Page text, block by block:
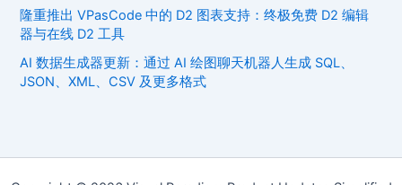
隆重推出 VPasCode 中的 D2 图表支持：终极免费 D2 编辑
器与在线 D2 工具
AI 数据生成器更新：通过 AI 绘图聊天机器人生成 SQL、
JSON、XML、CSV 及更多格式